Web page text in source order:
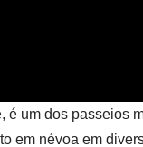
é um dos passeios
em névoa em